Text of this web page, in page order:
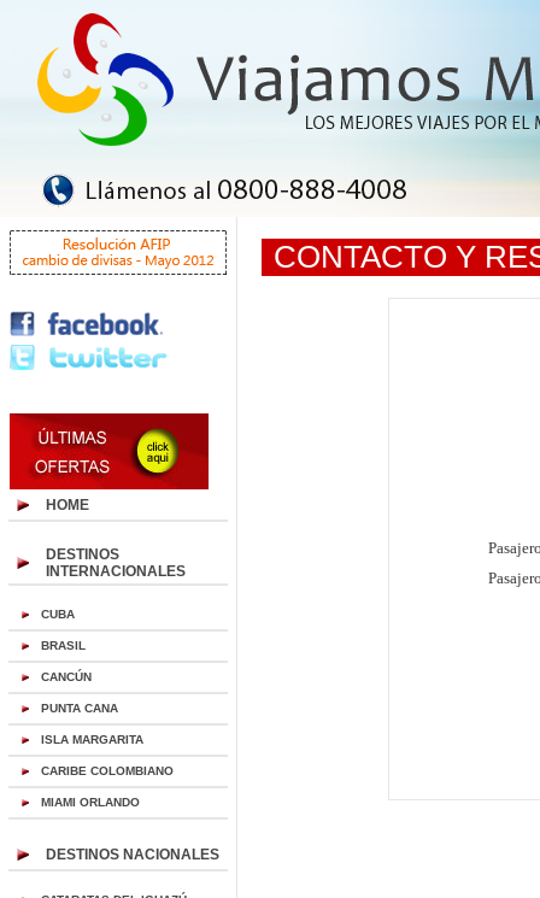
HOME
DESTINOS
INTERNACIONALES
CUBA
BRASIL
CANCÚN
PUNTA CANA
ISLA MARGARITA
CARIBE COLOMBIANO
MIAMI ORLANDO
DESTINOS NACIONALES
CONTACTO Y